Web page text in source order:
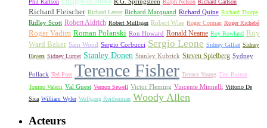
Richard Fleischer Richard Lester Richard Marquand Richard Quine Richard Thorpe
Ridley Scott Robert Aldrich Robert Mulligan Robert Wise Roger Corman Roger Richebé
Roger Vadim Roman Polanski Ron Howard Ronald Neame Roy Rowland Roy
Ward Baker Sam Wood Sergio Corbucci Sergio Leone Sidney Gilliat Sidney
Hayers Sidney Lumet Stanley Donen Stanley Kubrick Steven Spielberg Sydney
Pollack Ted Post Terence Fisher Terence Young Tim Burton
Tonino Valerii Val Guest Vernon Sewell Victor Fleming Vincente Minnelli Vittorio De
Sica William Wyler Wolfgang Reitherman Woody Allen
Acteurs